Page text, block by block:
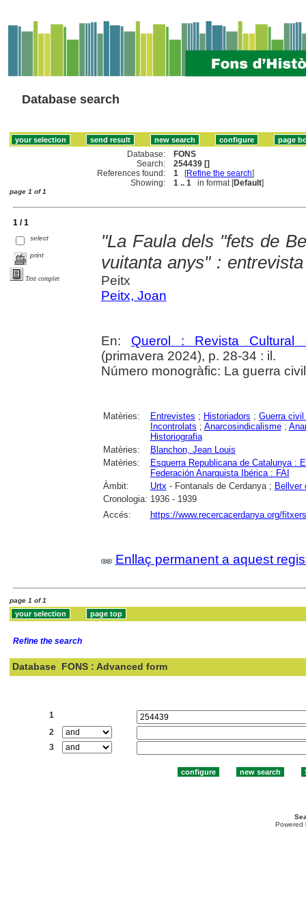
Database search
Database:
FONS
Search:
254439 []
References found:
1 [Refine the search]
Showing:
1 .. 1 in format [Default]
page 1 of 1
1 / 1
select
print
Text complet
"La Faula dels "fets de
vuitanta anys" :
Peitx
Peitx, Joan
En: Querol : Revista Cultural
(primavera 2024), p. 28-34 : il.
Número monogràfic: La guerra
Matèries: Entrevistes ; Historiadors ; Guerra
Incontrolats ; Anarcosindicalisme;
Historiografia
Matèries:
Blanchon, Jean Louis
Matèries:
Esquerra Republicana de Catalunya :
Federación Anarquista Ibérica : FAI
Àmbit:
Urtx - Fontanals de Cerdanya ; Bellver
Cronologia: 1936 - 1939
Accés:
https://www.recercacerdanya.org/
Enllaç permanent a aquest
page 1 of 1
Refine the search
Database FONS : Advanced form
1
2
3